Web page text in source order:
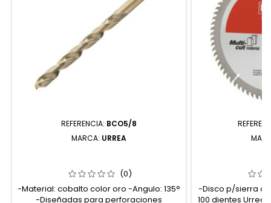
REFERENCIA: BCO5/8
MARCA: URREA
ZANCO RECTO URREA
(0)
-Material: cobalto color oro -Angulo: 135°
-Diseñadas para perforaciones
MATERIAL
-Disco p/sierra
100 dientes